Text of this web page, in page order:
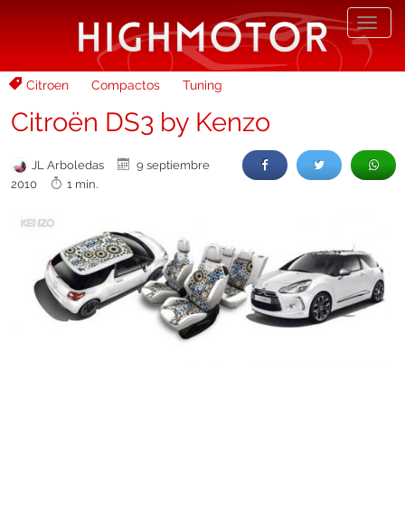
Citroen Compactos Tuning
Citroën DS3 by Kenzo
JL Arboledas
9 septiembre
2010
1 min.